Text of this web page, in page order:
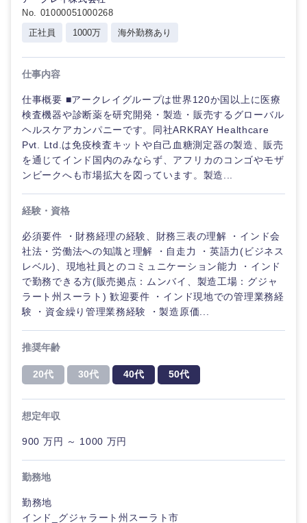
ご希望の職種を選択してください
経営企
画・事業
企画
経営ボー
SCM
人事
すべての経営企画・事業企
事業企画・事業開発
新規事業企画・立上げ
ご希望の職種を選択してください
経営企画・事業企画
経営ボード
SCM
ご希望の業界を選択してください
エネルギー・資源・環境
電気・電子・半導体
ご希望の勤務地を選択してください
秋田県 岩手県
宮城県
ご希望条件を入力ください
希望年収
20代
No. 01000051000268
正社員
1000万 海外勤務あり
仕事内容
仕事概要 ■アークレイグループは世界120か国以上に医療
検査機器や診断薬を研究開発・製造・販売するグローバル
ヘルスケアカンパニーです。同社ARKRAY Healthcare
Pvt. Ltd.は免疫検査キットや自己血糖測定器の製造、販売
を通じてインド国内のみならず、アフリカのコンゴやモザ
ンビークへも市場拡大を図っています。製造...
経験・資格
必須要件 ・財務経理の経験、財務三表の理解 ・インド会
社法・労働法への知識と理解 ・自走力 ・英語力(ビジネス
レベル)、現地社員とのコミュニケーション能力 ・インド
で勤務できる方(販売拠点：ムンバイ、製造工場：グジャ
ラート州スーラト) 歓迎要件 ・インド現地での管理業務経
験 ・資金繰り管理業務経験 ・製造原価...
推奨年齢
20代 30代 40代 50代
想定年収
900 万円 ～ 1000 万円
勤務地
勤務地
インド_グジャラート州スーラト市